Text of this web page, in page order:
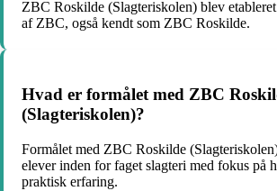
ZBC Roskilde (Slagteriskolen) blev
af ZBC, også kendt som ZBC Roskilde.
Hvad er formålet med ZBC
(Slagteriskolen)?
Formålet med ZBC Roskilde
elever inden for faget slagteri med fokus på
praktisk erfaring.